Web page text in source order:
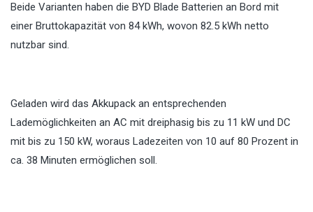
Beide Varianten haben die BYD Blade Batterien an Bord mit
einer Bruttokapazität von 84 kWh, wovon 82.5 kWh netto
nutzbar sind.
Geladen wird das Akkupack an entsprechenden
Lademöglichkeiten an AC mit dreiphasig bis zu 11 kW und DC
mit bis zu 150 kW, woraus Ladezeiten von 10 auf 80 Prozent in
ca. 38 Minuten ermöglichen soll.